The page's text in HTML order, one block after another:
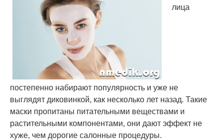
лица
постепенно набирают популярность и уже не
выглядят диковинкой, как несколько лет назад. Такие
маски пропитаны питательными веществами и
растительными компонентами, они дают эффект не
хуже, чем дорогие салонные процедуры.